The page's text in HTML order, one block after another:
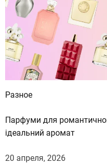
Разное
Парфуми для
ідеальний аромат
20 апреля, 2026